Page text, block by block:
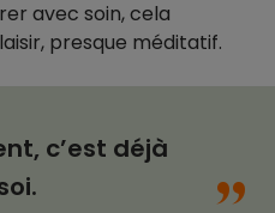
avec soin, cela
presque méditatif.
c’est déjà
“